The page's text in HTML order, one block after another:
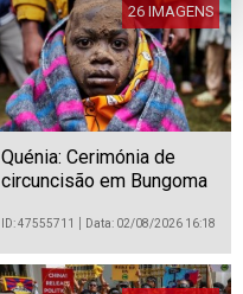
26 IMAGENS
Quénia: Cerimónia de
circuncisão em Bungoma
ID: 47555711 Data: 02/08/2026 16:18